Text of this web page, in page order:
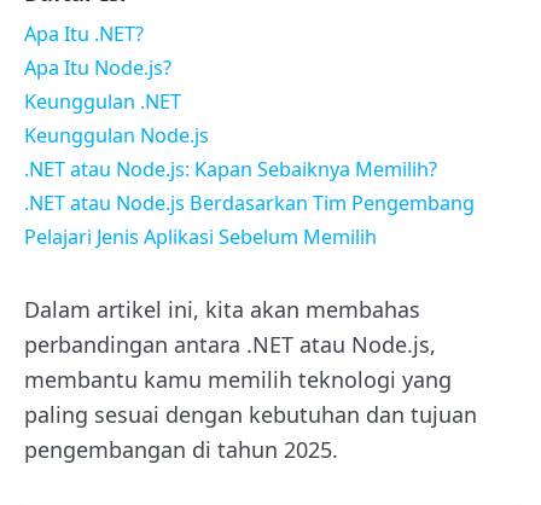
Apa Itu .NET?
Apa Itu Node.js?
Keunggulan .NET
Keunggulan Node.js
.NET atau Node.js: Kapan Sebaiknya Memilih?
.NET atau Node.js Berdasarkan Tim Pengembang
Pelajari Jenis Aplikasi Sebelum Memilih
Dalam artikel ini, kita akan membahas
perbandingan antara .NET atau Node.js,
membantu kamu memilih teknologi yang
paling sesuai dengan kebutuhan dan tujuan
pengembangan di tahun 2025.